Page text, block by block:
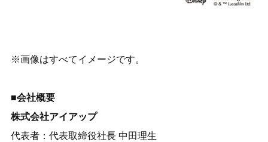
※画像はすべてイメージです。
■会社概要
株式会社アイアップ
代表者：代表取締役社長 中田理生